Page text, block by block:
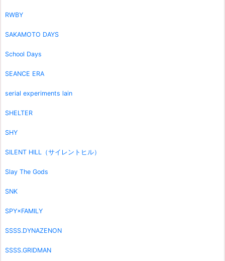
RWBY
SAKAMOTO DAYS
School Days
SEANCE ERA
serial experiments lain
SHELTER
SHY
SILENT HILL（サイレントヒル）
Slay The Gods
SNK
SPY×FAMILY
SSSS.DYNAZENON
SSSS.GRIDMAN